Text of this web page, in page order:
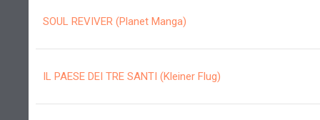
SOUL REVIVER (Planet Manga)
IL PAESE DEI TRE SANTI (Kleiner Flug)